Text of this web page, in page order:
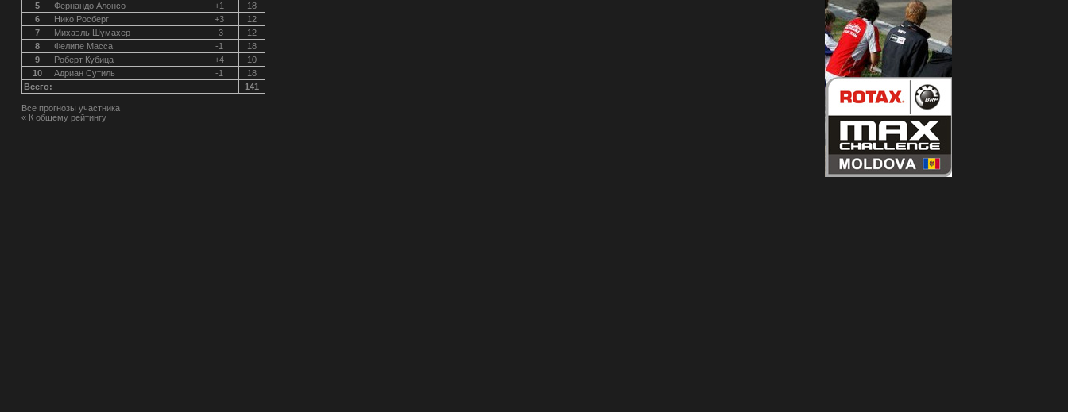
5
Фернандо Алонсо +1
18
6
Нико Росберг +3
12
7
Михаэль Шумахер -3
12
8
Фелипе Масса -1
18
9
Роберт Кубица +4
10
10
Адриан Сутиль -1
18
Всего:
141
Все прогнозы участника
« К общему рейтингу